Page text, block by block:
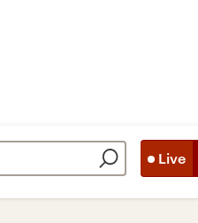
Live